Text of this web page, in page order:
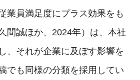
業員満足度にプラス効果をも
間誠ほか、2024年）は、本社
、それが企業に及ぼす影響を
でも同様の分類を採用してい